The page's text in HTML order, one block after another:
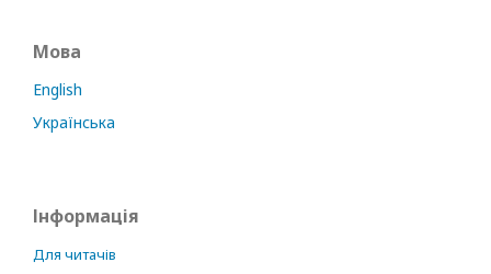
Мова
English
Українська
Інформація
Для читачів